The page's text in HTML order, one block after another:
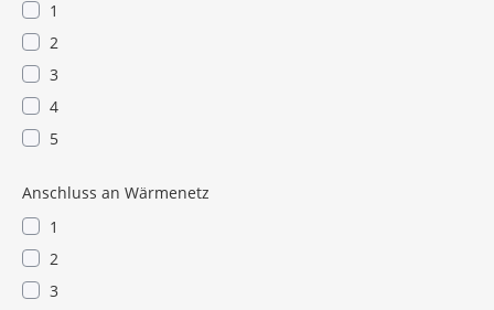
1
2
3
4
5
Anschluss an Wärmenetz
1
2
3